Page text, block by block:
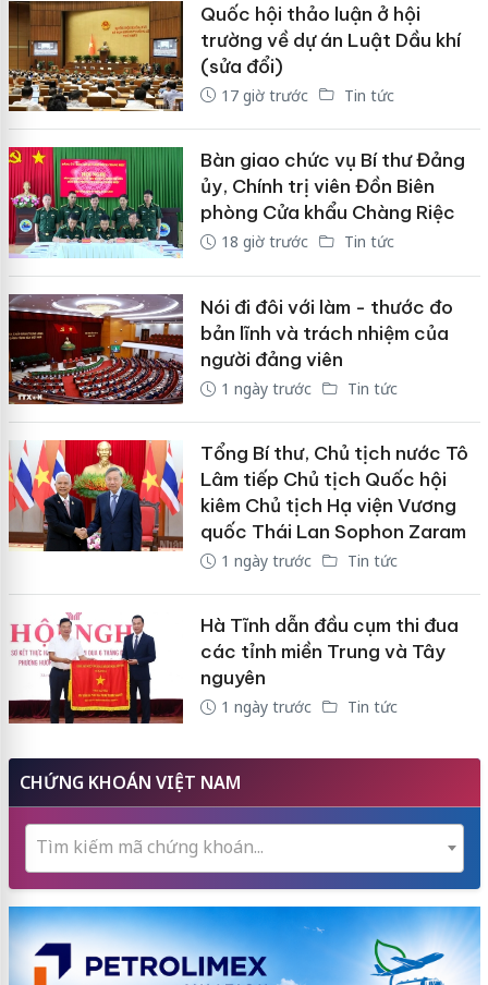
Quốc hội thảo luận ở hội
trường về dự án Luật Dầu khí
(sửa đổi)
17 giờ trước Tin tức
Bàn giao chức vụ Bí thư Đảng
ủy, Chính trị viên Đồn Biên
phòng Cửa khẩu Chàng Riệc
18 giờ trước Tin tức
Nói đi đôi với làm - thước đo
bản lĩnh và trách nhiệm của
người đảng viên
1 ngày trước Tin tức
Tổng Bí thư, Chủ tịch nước Tô
Lâm tiếp Chủ tịch Quốc hội
kiêm Chủ tịch Hạ viện Vương
quốc Thái Lan Sophon Zaram
1 ngày trước Tin tức
Hà Tĩnh dẫn đầu cụm thi đua
các tỉnh miền Trung và Tây
nguyên
1 ngày trước Tin tức
CHỨNG KHOÁN VIỆT NAM
Tìm kiếm mã chứng khoán...